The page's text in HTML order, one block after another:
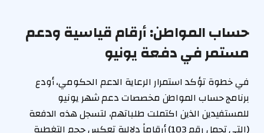
حساب المواطن: أرقام قياسية ودعم
مستمر في دفعة يونيو
في خطوة تؤكد استمرار الرعاية الدعم الحكومي، أودع
برنامج حساب المواطن مخصصات دعم شهر يونيو
للمستفيدين الذين اكتملت طلباتهم، لتسجل هذه الدفعة